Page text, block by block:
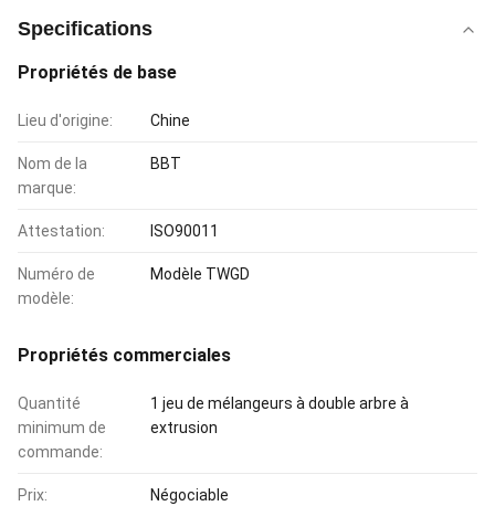
Specifications
Propriétés de base
Lieu d'origine: Chine
Nom de la
marque:
BBT
Attestation: ISO90011
Numéro de
modèle:
Modèle TWGD
Propriétés commerciales
Quantité
minimum de
commande:
1 jeu de mélangeurs à double arbre à
extrusion
Prix: Négociable